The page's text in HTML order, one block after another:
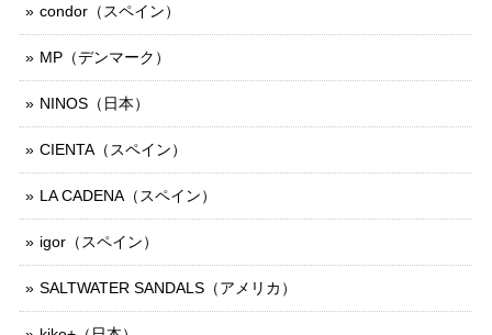
condor（スペイン）
MP（デンマーク）
NINOS（日本）
CIENTA（スペイン）
LA CADENA（スペイン）
igor（スペイン）
SALTWATER SANDALS（アメリカ）